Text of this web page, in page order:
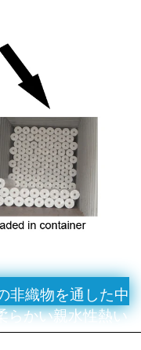
非織物を通した中
らかい親水性熱い